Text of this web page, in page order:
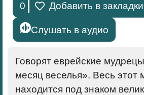
0 Добавить в закладки
Слушать в аудио
Говорят еврейские
месяц веселья». Весь этот
находится под знаком